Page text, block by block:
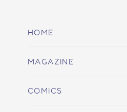
HOME
MAGAZINE
COMICS